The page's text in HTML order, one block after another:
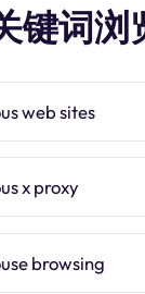
键词浏
web sites
x proxy
browsing